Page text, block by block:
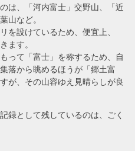
は、「河内富士」交野山、「近
山など。
を設けているため、便宜上、
ます。
って「富士」を称するため、自
落から眺めるほうが「郷土富
が、その山容ゆえ見晴らしが良
録として残しているのは、ごく